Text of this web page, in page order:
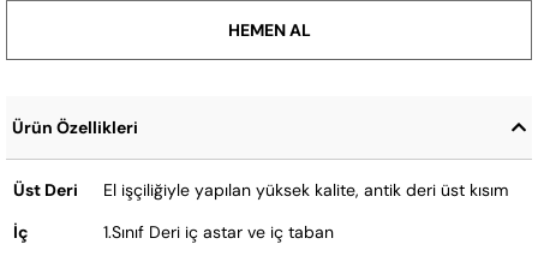
Ürün Özellikleri
Üst Deri
El işçiliğiyle yapılan yüksek kalite, antik deri üst kısım
İç
1.Sınıf Deri iç astar ve iç taban